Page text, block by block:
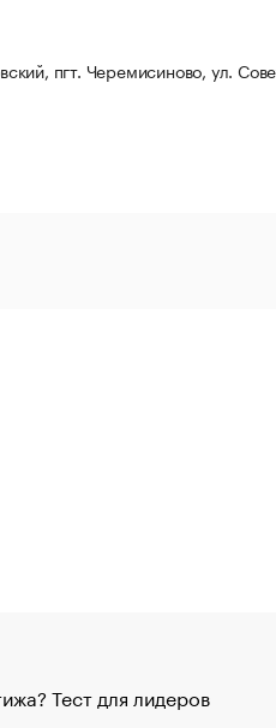
пгт. Черемисиново, ул.
Тест для лидеров